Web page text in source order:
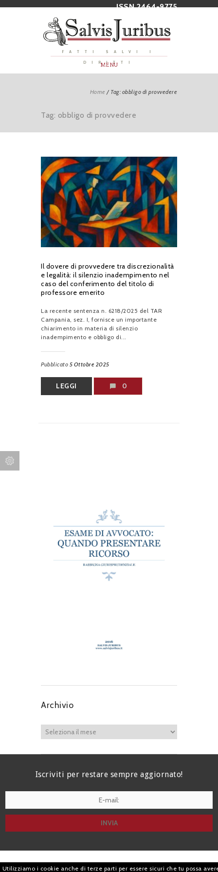
ISSN 2464-9775
FATTI SALVI I
DIRITTI
MENU
Home / Tag: obbligo di provvedere
Tag: obbligo di provvedere
Il dovere di provvedere tra discrezionalità
e legalità: il silenzio inadempimento nel
caso del conferimento del titolo di
professore emerito
La recente sentenza n. 6218/2025 del TAR
Campania, sez. I, fornisce un importante
chiarimento in materia di silenzio
inadempimento e obbligo di...
Pubblicato 5 Ottobre 2025
LEGGI 0
Archivio
Iscriviti per restare sempre aggiornato!
| Avv. Giacomo Romano |
Utilizziamo i cookie anche di terze parti per essere sicuri che tu possa